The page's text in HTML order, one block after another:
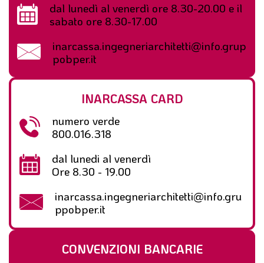
dal lunedì al venerdì ore 8.30-20.00 e il
sabato ore 8.30-17.00
inarcassa.ingegneriarchitetti@info.grup
pobper.it
INARCASSA CARD
numero verde
800.016.318
dal lunedi al venerdì
Ore 8.30 - 19.00
inarcassa.ingegneriarchitetti@info.gru
ppobper.it
CONVENZIONI BANCARIE